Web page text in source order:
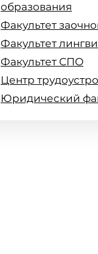
образования
Факультет
Факультет
Факультет СПО
Центр
Юридический